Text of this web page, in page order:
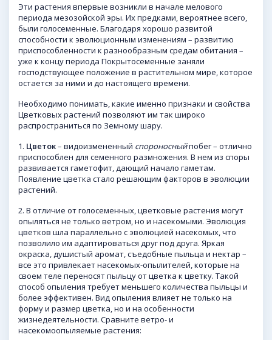
Эти растения впервые возникли в начале мелового
периода мезозойской эры. Их предками, вероятнее всего,
были голосеменные. Благодаря хорошо развитой
способности к эволюционным изменениям – развитию
приспособленности к разнообразным средам обитания –
уже к концу периода Покрытосеменные заняли
господствующее положение в растительном мире, которое
остается за ними и до настоящего времени.
Необходимо понимать, какие именно признаки и свойства
Цветковых растений позволяют им так широко
распространиться по Земному шару.
1. Цветок– видоизмененный спороносныйпобег – отлично
приспособлен для семенного размножения. В нем из споры
развивается гаметофит, дающий начало гаметам.
Появление цветка стало решающим факторов в эволюции
растений.
2. В отличие от голосеменных, цветковые растения могут
опыляться не только ветром, но и насекомыми. Эволюция
цветков шла параллельно с эволюцией насекомых, что
позволило им адаптироваться друг под друга. Яркая
окраска, душистый аромат, съедобные пыльца и нектар –
все это привлекает насекомых-опылителей, которые на
своем теле переносят пыльцу от цветка к цветку. Такой
способ опыления требует меньшего количества пыльцы и
более эффективен. Вид опыления влияет не только на
форму и размер цветка, но и на особенности
жизнедеятельности. Сравните ветро- и
насекомоопыляемые растения: